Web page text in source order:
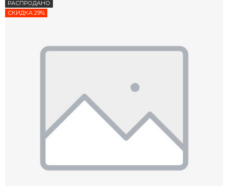
РАСПРОДАНО
СКИДКА 29%